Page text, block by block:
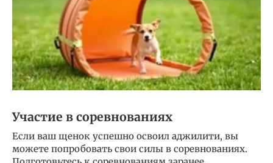
Участие в соревнованиях
Если ваш щенок успешно освоил аджилити, вы
можете попробовать свои силы в соревнованиях.